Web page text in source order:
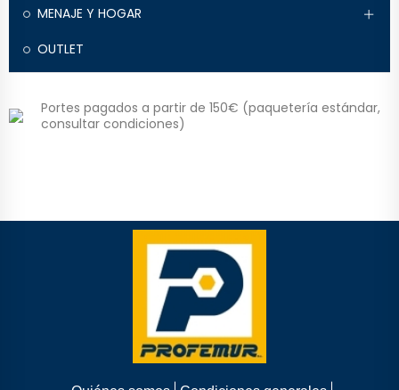
MENAJE Y HOGAR
OUTLET
Portes pagados a partir de 150€ (paquetería estándar,
consultar condiciones)